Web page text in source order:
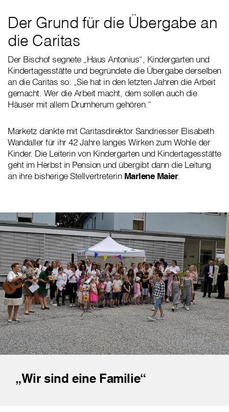
Der Grund für die Übergabe an
die Caritas
Der Bischof segnete „Haus Antonius“, Kindergarten und
Kindertagesstätte und begründete die Übergabe derselben
an die Caritas so: „Sie hat in den letzten Jahren die Arbeit
gemacht. Wer die Arbeit macht, dem sollen auch die
Häuser mit allem Drumherum gehören.“
Marketz dankte mit Caritasdirektor Sandriesser Elisabeth
Wandaller für ihr 42 Jahre langes Wirken zum Wohle der
Kinder. Die Leiterin von Kindergarten und Kindertagesstätte
geht im Herbst in Pension und übergibt dann die Leitung
an ihre bisherige Stellvertreterin Marlene Maier.
„Wir sind eine Familie“